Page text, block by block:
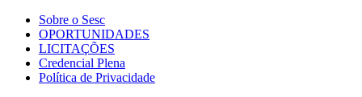
Sobre o Sesc
OPORTUNIDADES
LICITAÇÕES
Credencial Plena
Política de Privacidade